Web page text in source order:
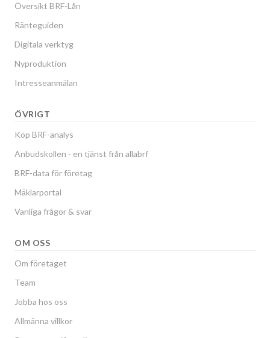
Översikt BRF-Lån
Ränteguiden
Digitala verktyg
Nyproduktion
Intresseanmälan
ÖVRIGT
Köp BRF-analys
Anbudskollen - en tjänst från allabrf
BRF-data för företag
Mäklarportal
Vanliga frågor & svar
OM OSS
Om företaget
Team
Jobba hos oss
Allmänna villkor